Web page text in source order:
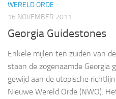
WERELD ORDE
16 NOVEMBER 2011
Georgia Guidestones
Enkele mijlen ten zuiden van
staan de zogenaamde Georgia
gewijd aan de utopische
Nieuwe Wereld Orde (NWO).